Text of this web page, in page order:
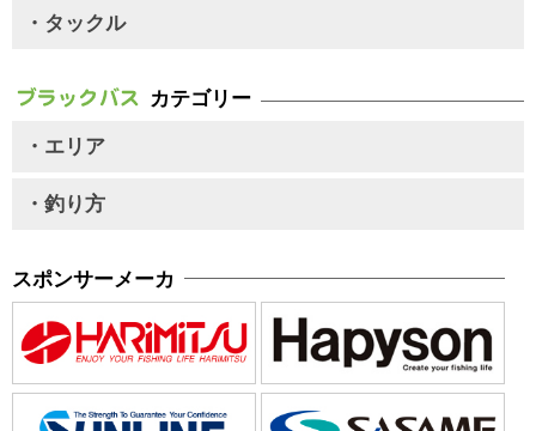
・タックル
カテゴリー
・エリア
・釣り方
スポンサーメーカ